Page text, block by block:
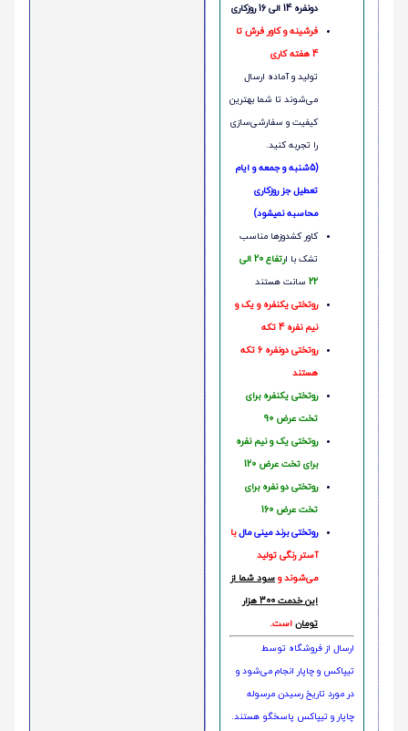
دونفره 14 الی 16 روزکاری
فرشینه و کاور فرش تا
4 هفته کاری
تولید و آماده ارسال
می‌شوند تا شما بهترین
کیفیت و سفارشی‌سازی
را تجربه کنید.
(5شنبه و جمعه و ایام
تعطیل جز روزکاری
محاسبه نمیشود)
کاور کشدوزها مناسب
تشک با ا
رتفاع 20 الی
22 سانت هستند
روتختی یکنفره و یک و
نیم نفره 4 تکه
روتختی دونفره 6 تکه
هستند
روتختی یکنفره برای
تخت عرض 90
روتختی یک و نیم نفره
برای تخت عرض 120
روتختی دو نفره برای
تخت عرض 160
روتختی‌ برند مینی مالبا
آستر رنگی تولید
می‌شوند و سود شما از
این خدمت 300 هزار
تومان است.
ارسال از فروشگاه توسط
تیپاکس و چاپار انجام می‌شود و
در مورد تاریخ رسیدن مرسوله
چاپار و تیپاکس پاسخگو هستند.